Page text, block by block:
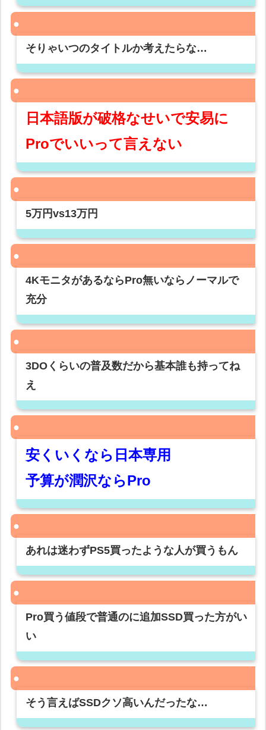
そりゃいつのタイトルか考えたらな…
日本語版が破格なせいで安易に
Proでいいって言えない
5万円vs13万円
4KモニタがあるならPro無いならノーマルで
充分
3DOくらいの普及数だから基本誰も持ってね
え
安くいくなら日本専用
予算が潤沢ならPro
あれは迷わずPS5買ったような人が買うもん
Pro買う値段で普通のに追加SSD買った方がい
い
そう言えばSSDクソ高いんだったな…